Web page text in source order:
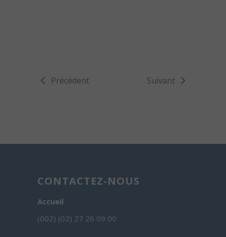
Précédent Suivant
CONTACTEZ-NOUS
Accueil
(002) (02) 27 26 09 00